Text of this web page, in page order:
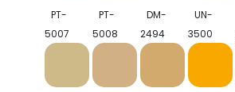
PT-
5007
PT-
5008
DM-
2494
UN-
3500